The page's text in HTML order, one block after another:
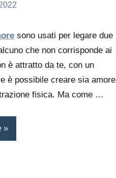
sono usati per legare due
che non corrisponde ai
è attratto da te, con un
è possibile creare sia amore
fisica. Ma come …